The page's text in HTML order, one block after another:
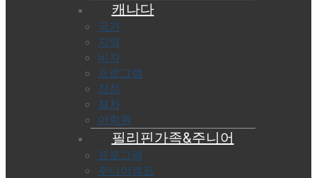
캐나다
국가
지역
비자
프로그램
장점
절차
어학원
필리핀가족&주니어
프로그램
주니어캠프